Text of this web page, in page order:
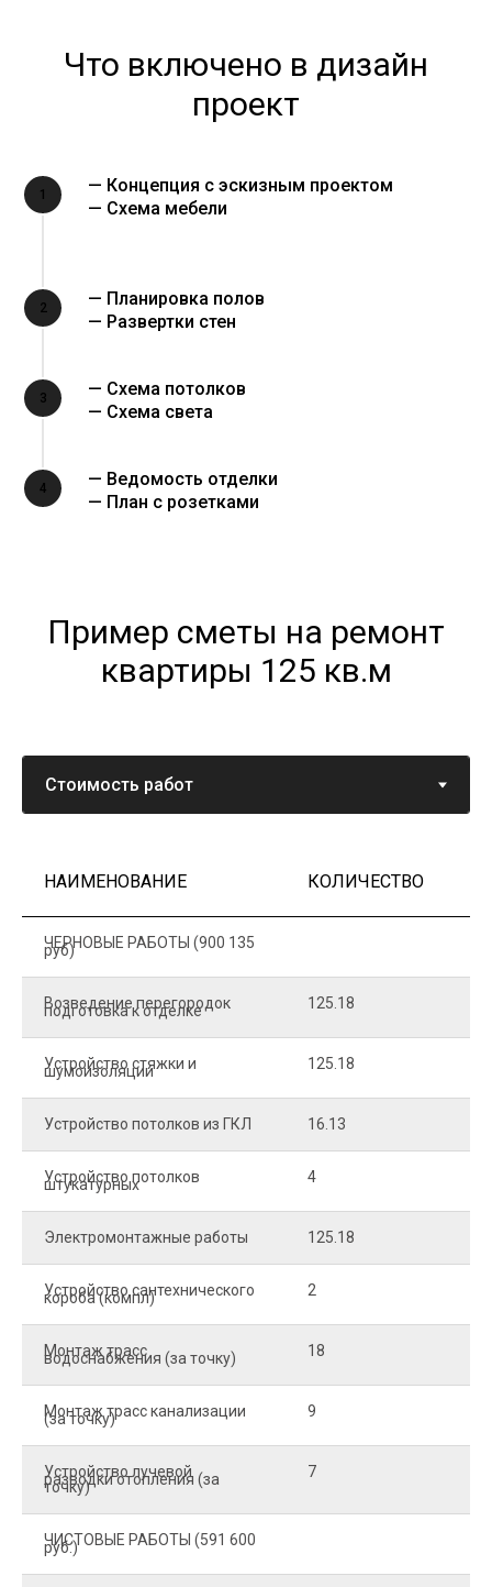
Что включено в дизайн
проект
1
— Концепция с эскизным проектом
— Схема мебели
2
— Планировка полов
— Развертки стен
3
— Схема потолков
— Схема света
4
— Ведомость отделки
— План с розетками
Пример сметы на ремонт
квартиры 125 кв.м
НАИМЕНОВАНИЕ КОЛИЧЕСТВО
ЧЕРНОВЫЕ РАБОТЫ (900 135
руб)
Возведение перегородок
подготовка к отделке 125.18
Устройство стяжки и
шумоизоляции 125.18
Устройство потолков из ГКЛ 16.13
Устройство потолков
штукатурных 4
Электромонтажные работы 125.18
Устройство сантехнического
короба (компл) 2
Монтаж трасс
водоснабжения (за точку) 18
Монтаж трасс канализации
(за точку) 9
Устройство лучевой
разводки отопления (за
точку)
7
ЧИСТОВЫЕ РАБОТЫ (591 600
руб.)